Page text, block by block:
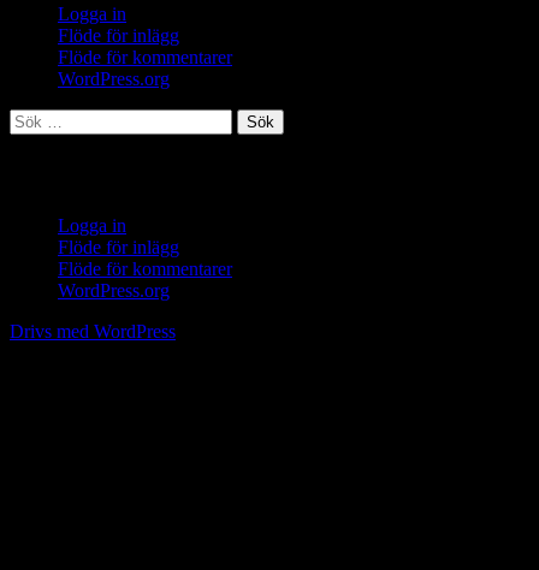
Logga in
Flöde för inlägg
Flöde för kommentarer
WordPress.org
Sök
efter:
Logga in
Flöde för inlägg
Flöde för kommentarer
WordPress.org
Drivs med WordPress